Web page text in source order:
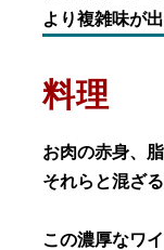
より複雑味が
料理
お肉の赤身、
それらと混ざ
この濃厚なワ